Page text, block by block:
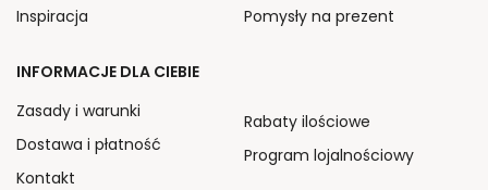
Inspiracja
Pomysły na prezent
INFORMACJE DLA CIEBIE
Zasady i warunki
Dostawa i płatność
Kontakt
Rabaty ilościowe
Program lojalnościowy